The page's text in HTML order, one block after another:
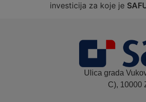
investicija za koje je
Ulica grada
C), 10000